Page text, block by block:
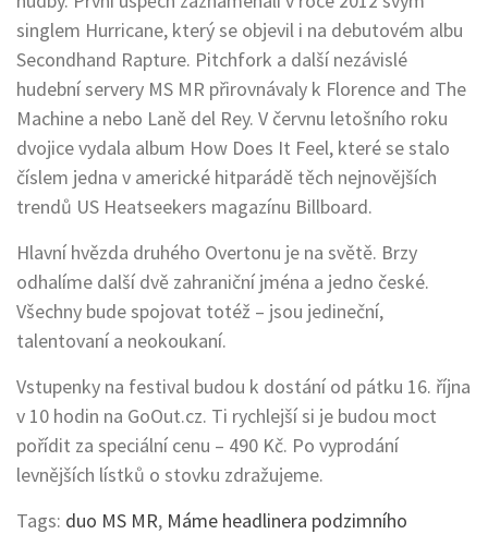
singlem Hurricane, který se objevil i na debutovém albu
Secondhand Rapture. Pitchfork a další nezávislé
hudební servery MS MR přirovnávaly k Florence and The
Machine a nebo Laně del Rey. V červnu letošního roku
dvojice vydala album How Does It Feel, které se stalo
číslem jedna v americké hitparádě těch nejnovějších
trendů US Heatseekers magazínu Billboard.
Hlavní hvězda druhého Overtonu je na světě. Brzy
odhalíme další dvě zahraniční jména a jedno české.
Všechny bude spojovat totéž – jsou jedineční,
talentovaní a neokoukaní.
Vstupenky na festival budou k dostání od pátku 16. října
v 10 hodin na GoOut.cz. Ti rychlejší si je budou moct
pořídit za speciální cenu – 490 Kč. Po vyprodání
levnějších lístků o stovku zdražujeme.
Tags: duo MS MR, Máme headlinera podzimního